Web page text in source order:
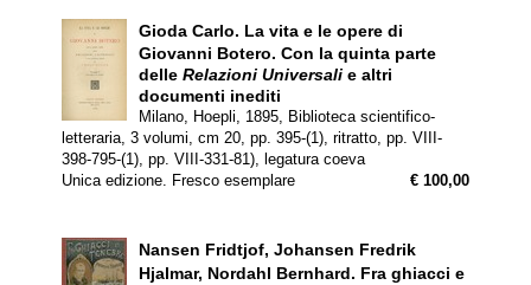
Gioda Carlo. La vita e le opere di
Giovanni Botero. Con la quinta parte
delle Relazioni Universalie altri
documenti inediti
Milano, Hoepli, 1895, Biblioteca scientifico-
letteraria, 3 volumi, cm 20, pp. 395-(1), ritratto, pp. VIII-
398-795-(1), pp. VIII-331-81), legatura coeva
Unica edizione. Fresco esemplare
€ 100,00
Nansen Fridtjof, Johansen Fredrik
Hjalmar, Nordahl Bernhard. Fra ghiacci e